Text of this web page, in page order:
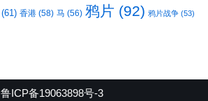
(61) 香港 (58) 马 (56) 鸦片 (92) 鸦片战争 (53)
鲁ICP备19063898号-3